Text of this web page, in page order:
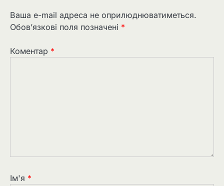
Ваша e-mail адреса не оприлюднюватиметься.
Обов’язкові поля позначені *
Коментар *
Ім'я *